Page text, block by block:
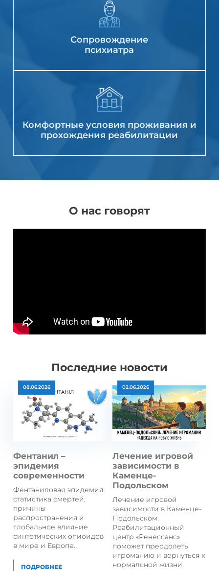
Сопровождение
психиатра
Комфортные условия проживания и
прохождения реабилитации
О нас говорят
Последние новости
Фентанил –
эпидемия
современности
08.06.2026
Фентаниловая эпидемия:
статистика смертей,
причины
распространения и
глобальное влияние
синтетических опиоидов
в мире и Европе.
ПОДРОБНЕЕ
Лечение игровой
зависимости в
Каменце-
Подольском
02.06.2026
Лечение игровой
зависимости в Каменце-
Подольском.
Реабилитационный
центр «Ренессанс»
поможет преодолеть
игроманию и вернуться к
нормальной жизни.